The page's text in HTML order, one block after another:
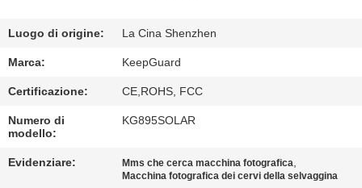
DELLA
QUALITÀ
CONTATTACI
NOTIZIE
Luogo di origine: La Cina Shenzhen
Marca: KeepGuard
Certificazione: CE,ROHS, FCC
Numero di
modello:
KG895SOLAR
Evidenziare: Mms che cerca macchina fotografica,
Macchina fotografica dei cervi della selvaggina